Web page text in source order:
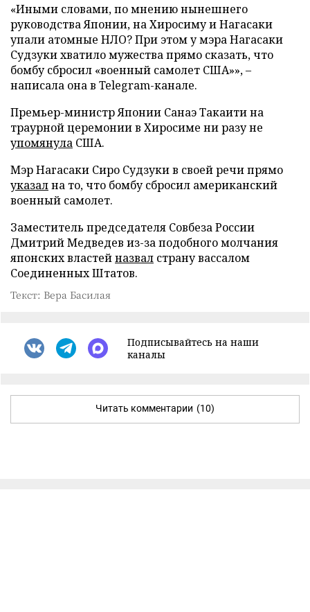
«Иными словами, по мнению нынешнего
руководства Японии, на Хиросиму и Нагасаки
упали атомные НЛО? При этом у мэра Нагасаки
Судзуки хватило мужества прямо сказать, что
бомбу сбросил «военный самолет США»», –
написала она в Telegram-канале.
Премьер-министр Японии Санаэ Такаити на
траурной церемонии в Хиросиме ни разу не
упомянула США.
Мэр Нагасаки Сиро Судзуки в своей речи прямо
указална то, что бомбу сбросил американский
военный самолет.
Заместитель председателя Совбеза России
Дмитрий Медведев из-за подобного молчания
японских властейназвал страну вассалом
Соединенных Штатов.
Текст: Вера Басилая
Подписывайтесь на наши
каналы
Читать комментарии (10)